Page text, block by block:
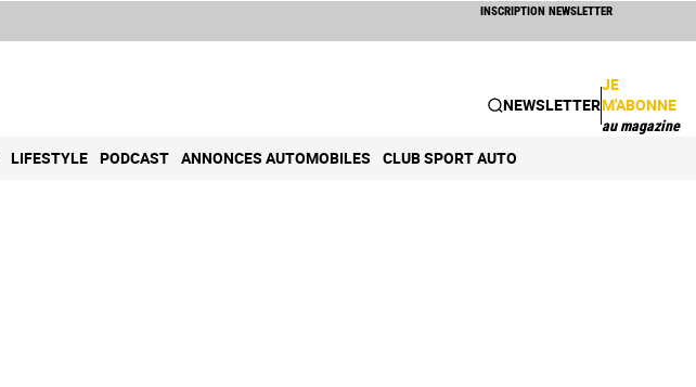
INSCRIPTION NEWSLETTER
NEWSLETTER
JE
M'ABONNE
au magazine
LIFESTYLE PODCAST ANNONCES AUTOMOBILES CLUB SPORT AUTO